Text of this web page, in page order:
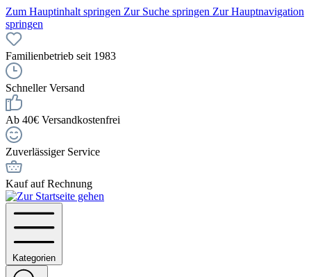
Zum Hauptinhalt springen Zur Suche springen Zur Hauptnavigation
springen
Familienbetrieb seit 1983
Schneller Versand
Ab 40€ Versandkostenfrei
Zuverlässiger Service
Kauf auf Rechnung
Kategorien